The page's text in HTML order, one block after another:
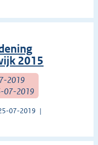
2015
2019
07-2019
07-2019